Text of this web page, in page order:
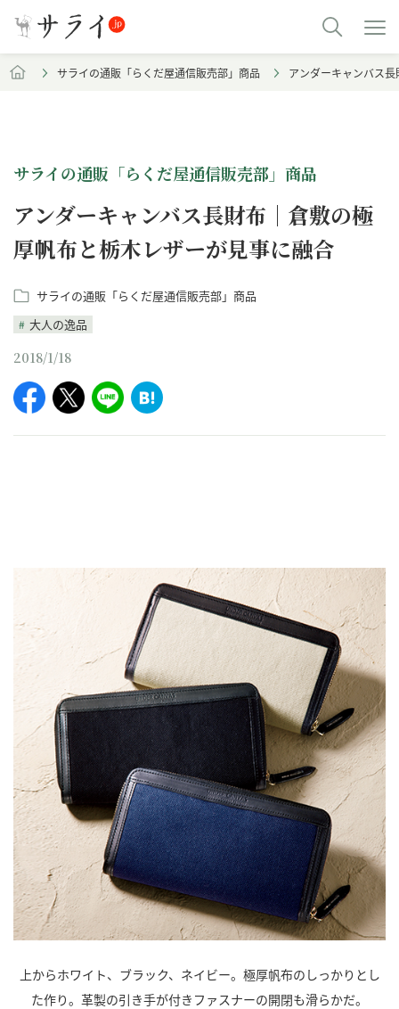
サライの通販「らくだ屋通信販売部」商品 アンダーキャンバス
サライの通販「らくだ屋通信販売部」商品
アンダーキャンバス長財布｜倉敷の極
厚帆布と栃木レザーが見事に融合
サライの通販「らくだ屋通信販売部」商品
大人の逸品
2018/1/18
上からホワイト、ブラック、ネイビー。極厚帆布のしっかりとし
た作り。革製の引き手が付きファスナーの開閉も滑らかだ。